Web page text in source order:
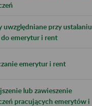
uwzględniane przy ustalaniu
do emerytur i rent
emerytur i rent
lub zawieszenie
pracujących emerytów i